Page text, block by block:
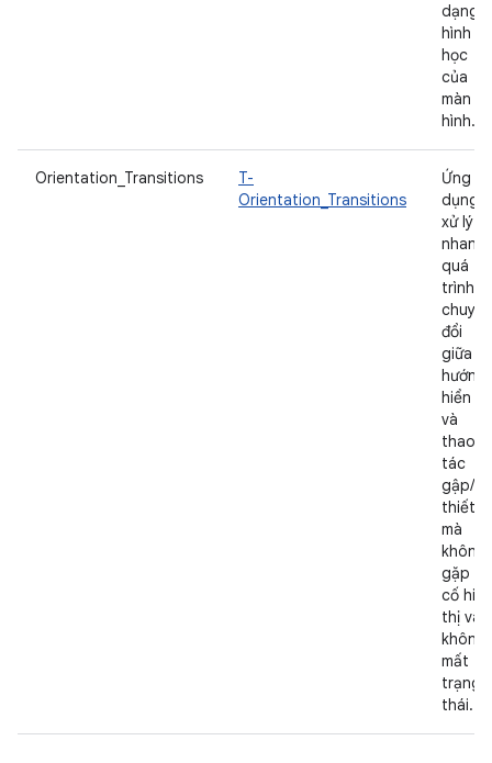
dạng
hình
học
của
màn
hình.
Orientation_Transitions
T-
Orientation_Transitions
Ứng
dụng
xử lý
nhanh
quá
trình
chuyển
đổi
giữa
hướng
hiển
và
thao
tác
gập/
thiết bị
mà
không
gặp sự
cố hiển
thị và
không
mất
trạng
thái.